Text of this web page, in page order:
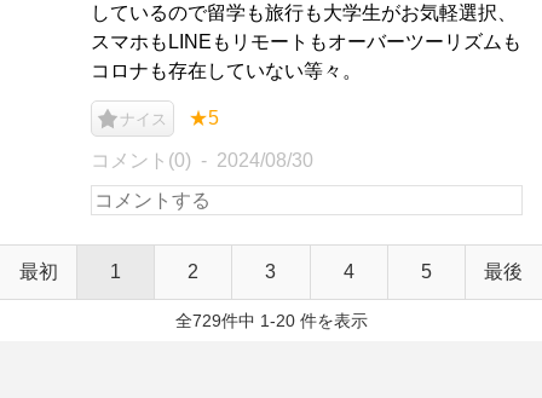
しているので留学も旅行も大学生がお気軽選択、
スマホもLINEもリモートもオーバーツーリズムも
コロナも存在していない等々。
ナイス ★5
コメント(0) 2024/08/30
最初 1 2 3 4 5 最後
全729件中 1-20 件を表示